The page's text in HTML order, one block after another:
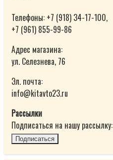
Телефоны: +7 (918) 34-17-100,
+7 (961) 855-99-86
Адрес магазина:
ул. Селезнева, 76
Эл. почта:
info@kitavto23.ru
Рассылки
Подписаться на нашу рассылку:
Подписаться